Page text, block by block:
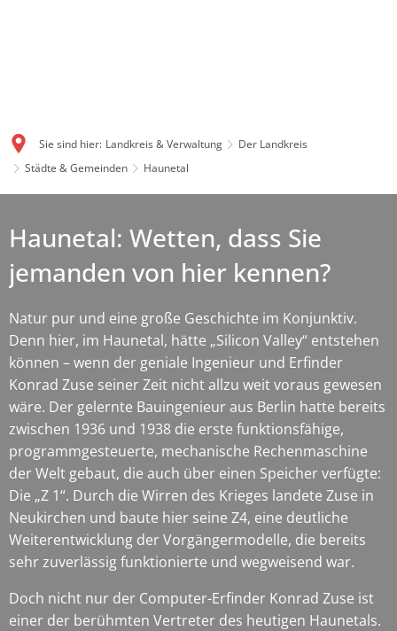
Sie sind hier: Landkreis & Verwaltung
Der Landkreis
Städte & Gemeinden
Haunetal
Haunetal: Wetten, dass Sie
jemanden von hier kennen?
Natur pur und eine große Geschichte im Konjunktiv.
Denn hier, im Haunetal, hätte „Silicon Valley“ entstehen
können – wenn der geniale Ingenieur und Erfinder
Konrad Zuse seiner Zeit nicht allzu weit voraus gewesen
wäre. Der gelernte Bauingenieur aus Berlin hatte bereits
zwischen 1936 und 1938 die erste funktionsfähige,
programmgesteuerte, mechanische Rechenmaschine
der Welt gebaut, die auch über einen Speicher verfügte:
Die „Z 1“. Durch die Wirren des Krieges landete Zuse in
Neukirchen und baute hier seine Z4, eine deutliche
Weiterentwicklung der Vorgängermodelle, die bereits
sehr zuverlässig funktionierte und wegweisend war.
Doch nicht nur der Computer-Erfinder Konrad Zuse ist
einer der berühmten Vertreter des heutigen Haunetals.